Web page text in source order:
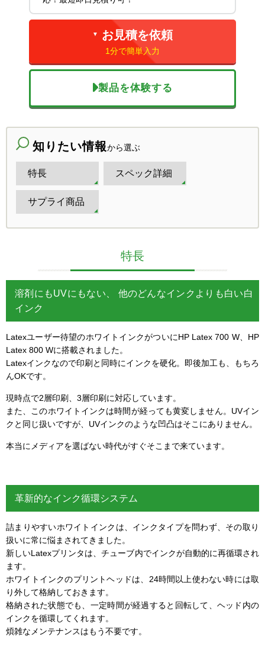
▼ お見積を依頼
1分で簡単入力
製品を体験する
知りたい情報から選ぶ
特長 スペック詳細
サプライ商品
特長
溶剤にもUVにもない、 他のどんなインクよりも白い白
インク
Latexユーザー待望のホワイトインクがついにHP Latex 700 W、HP
Latex 800 Wに搭載されました。
Latexインクなので印刷と同時にインクを硬化。即後加工も、もちろ
んOKです。
現時点で2層印刷、3層印刷に対応しています。
また、このホワイトインクは時間が経っても黄変しません。UVイン
クと同じ扱いですが、UVインクのような凹凸はそこにありません。
本当にメディアを選ばない時代がすぐそこまで来ています。
革新的なインク循環システム
詰まりやすいホワイトインクは、インクタイプを問わず、その取り
扱いに常に悩まされてきました。
新しいLatexプリンタは、チューブ内でインクが自動的に再循環され
ます。
ホワイトインクのプリントヘッドは、24時間以上使わない時には取
り外して格納しておきます。
格納された状態でも、一定時間が経過すると回転して、ヘッド内の
インクを循環してくれます。
煩雑なメンテナンスはもう不要です。